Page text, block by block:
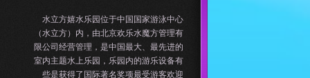
水立方嬉水乐园位于中国国家游泳中心
（水立方）内，由北京欢乐水魔方管理有
限公司经营管理，是中国最大、最先进的
室内主题水上乐园，乐园内的游乐设备有
些是获得了国际著名奖项最受游客欢迎